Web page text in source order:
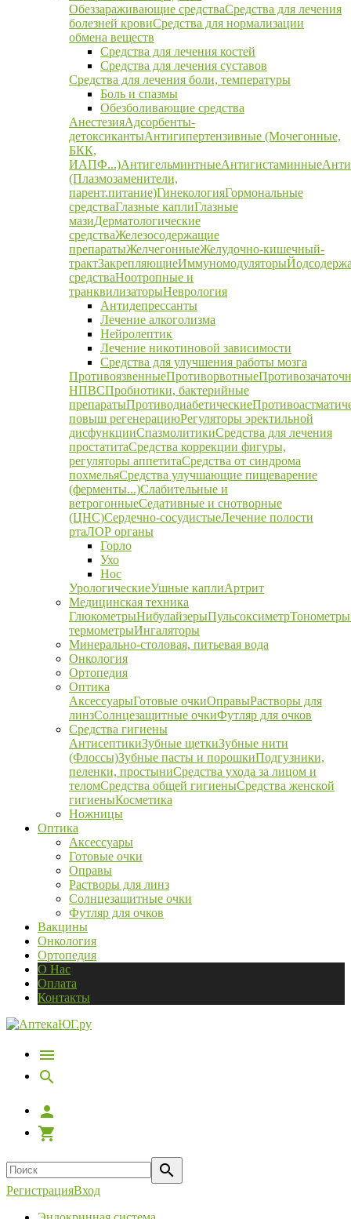
Обеззараживающие средстваСредства для лечения
болезней кровиСредства для нормализации
обмена веществ
Средства для лечения костей
Средства для лечения суставов
Средства для лечения боли, температуры
Боль и спазмы
Обезболивающие средства
АнестезияАдсорбенты-
детоксикантыАнтигипертензивные (Мочегонные,
БКК,
ИАПФ...)АнтигельминтныеАнтигистаминные
(Плазмозаменители,
парент.питание)ГинекологияГормональные
средстваГлазные каплиГлазные
мазиДерматологические
средстваЖелезосодержащие
препаратыЖелчегонныеЖелудочно-кишечный-
трактЗакрепляющиеИммуномодуляторы
средстваНоотропные и
транквилизаторыНеврология
Антидепрессанты
Лечение алкоголизма
Нейролептик
Лечение никотиновой зависимости
Средства для улучшения работы мозга
ПротивоязвенныеПротиворвотные
НПВСПробиотики, бактерийные
препаратыПротиводиабетические
повыш регенерациюРегуляторы эректильной
дисфункцииСпазмолитикиСредства для лечения
простатитаСредства коррекции фигуры,
регуляторы аппетитаСредства от синдрома
похмельяСредства улучшающие пищеварение
(ферменты...)Слабительные и
ветрогонныеСедативные и снотворные
(ЦНС)Сердечно-сосудистыеЛечение полости
ртаЛОР органы
Горло
Ухо
Нос
УрологическиеУшные каплиАртрит
Медицинская техника
ГлюкометрыНибулайзерыПульсоксиметрТонометры
термометрыИнгаляторы
Минерально-столовая, питьевая вода
Онкология
Ортопедия
Оптика
АксессуарыГотовые очкиОправыРастворы для
линзСолнцезащитные очкиФутляр для очков
Средства гигиены
АнтисептикиЗубные щеткиЗубные нити
(Флоссы)Зубные пасты и порошкиПодгузники,
пеленки, простыниСредства ухода за лицом и
теломСредства общей гигиеныСредства женской
гигиеныКосметика
Ножницы
Оптика
Аксессуары
Готовые очки
Оправы
Растворы для линз
Солнцезащитные очки
Футляр для очков
Вакцины
Онкология
Ортопедия
О Нас
Оплата
Контакты
РегистрацияВход